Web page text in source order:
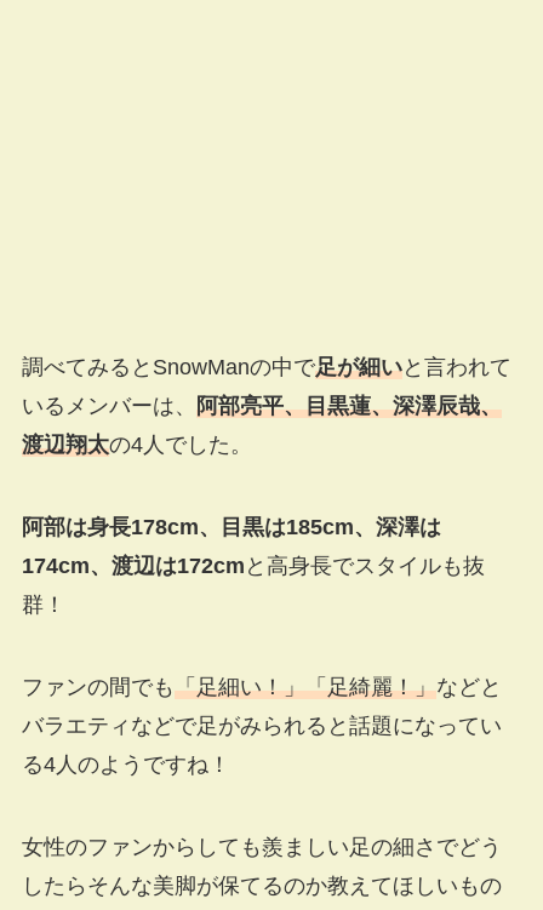
調べてみるとSnowManの中で足が細いと言われて
いるメンバーは、 阿部亮平、目黒蓮、深澤辰哉、
渡辺翔太の4人でした。
阿部は身長178cm、目黒は185cm、深澤は
174cm、渡辺は172cm と高身長でスタイルも抜
群！
ファンの間でも「足細い！」「足綺麗！」などと
バラエティなどで足がみられると話題になってい
る4人のようですね！
女性のファンからしても羨ましい足の細さでどう
したらそんな美脚が保てるのか教えてほしいもの